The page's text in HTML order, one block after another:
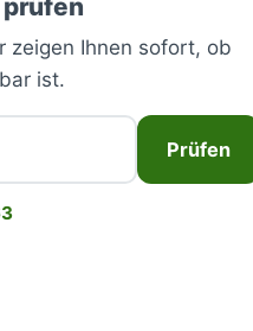
prüfen
zeigen Ihnen sofort, ob
ist.
Prüfen